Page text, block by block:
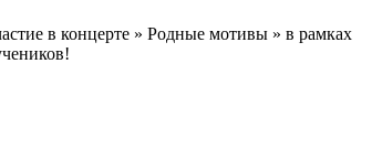
в концерте » Родные мотивы » в рамках